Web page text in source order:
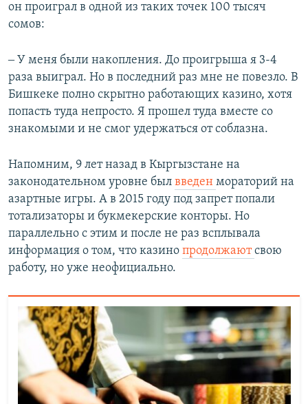
он проиграл в одной из таких точек 100 тысяч
сомов:
‒ У меня были накопления. До проигрыша я 3-4
раза выиграл. Но в последний раз мне не повезло. В
Бишкеке полно скрытно работающих казино, хотя
попасть туда непросто. Я прошел туда вместе со
знакомыми и не смог удержаться от соблазна.
Напомним, 9 лет назад в Кыргызстане на
законодательном уровне был введен мораторий на
азартные игры. А в 2015 году под запрет попали
тотализаторы и букмекерские конторы. Но
параллельно с этим и после не раз всплывала
информация о том, что казино продолжаютсвою
работу, но уже неофициально.